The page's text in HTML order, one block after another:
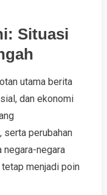
Situasi
utama berita
dan ekonomi
serta perubahan
negara-negara
menjadi poin